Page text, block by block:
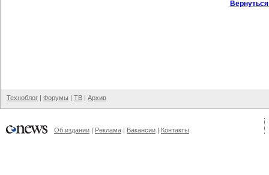
Техноблог | Форумы | ТВ | Архив
Об издании | Реклама | Вакансии | Контакты